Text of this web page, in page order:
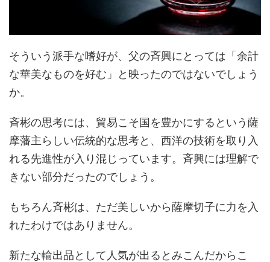
そういう派手な嗜好が、父の斉興にとっては「余計
な華美なものを好む」と映ったのではないでしょう
か。
斉彬の思考には、貿易こそ国を豊かにするという薩
摩藩主らしい伝統的な思考と、西洋の技術を取り入
れる先進性が入り混じっています。斉興には理解で
きない部分だったのでしょう。
もちろん斉彬は、ただ美しいから薩摩切子に力を入
れたわけではありません。
新たな輸出品として人気が出るとみこんだからこ